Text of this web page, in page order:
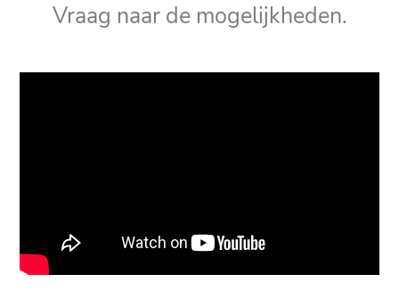
Vraag naar de mogelijkheden.